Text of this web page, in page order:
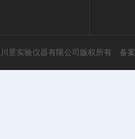
昱实验仪器有限公司版权所有 备